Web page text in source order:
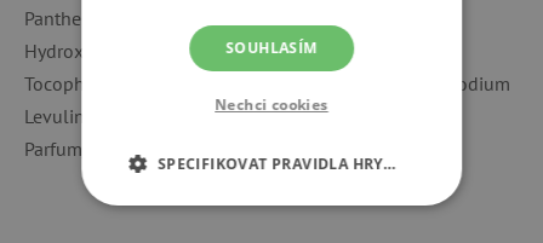
Panthenol, Pantolactone, Betaine, Guar
Hydroxypropyltrimonium Chloride, Glyceryl Oleate,
Tocopherol, Hydrogenated Palm Glycerides Citrate, Sodium
Levulinate, Sodium Anisate, Sodium Chloride,
Parfum/Fragrance, Citric Acid, Sodium Hydroxide
SOUHLASÍM
Nechci cookies
SPECIFIKOVAT PRAVIDLA HRY…